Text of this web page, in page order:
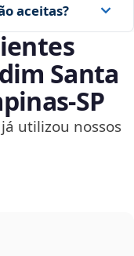
aceitas?
Santa
utilizou nossos